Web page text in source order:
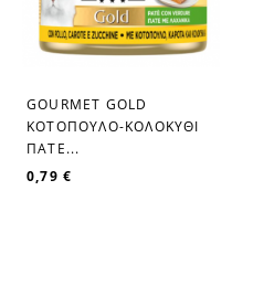
favorite_border
GOURMET GOLD
ΚΟΤΟΠΟΥΛΟ-ΚΟΛΟΚΥΘΙ
ΠΑΤΕ...
0,79 €